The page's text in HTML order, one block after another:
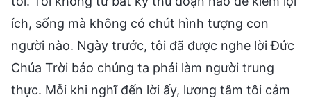
ích, sống mà không có chút hình tượng con
người nào. Ngày trước, tôi đã được nghe lời Đức
Chúa Trời bảo chúng ta phải làm người trung
thực. Mỗi khi nghĩ đến lời ấy, lương tâm tôi cảm